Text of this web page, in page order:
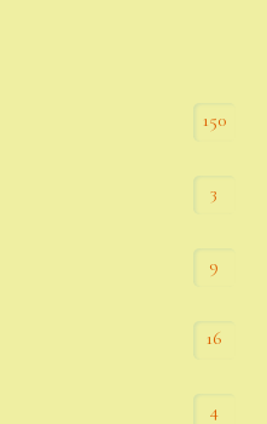
150
3
9
16
4